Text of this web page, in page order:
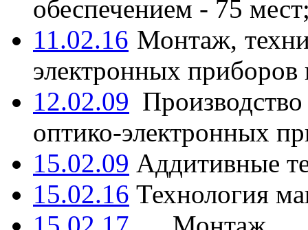
обеспечением - 75
11.02.16 Монтаж,
электронных приборов
12.02.09
оптико-электронных
15.02.09 Аддитивные
15.02.16 Технология